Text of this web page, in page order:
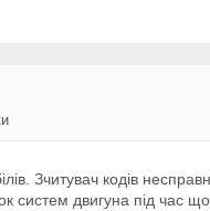
Зчитувач кодів
двигуна під час